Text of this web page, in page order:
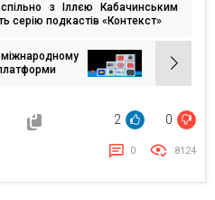
з Іллєю Кабачинським
серію подкастів «Контекст»
2 0
0 8124